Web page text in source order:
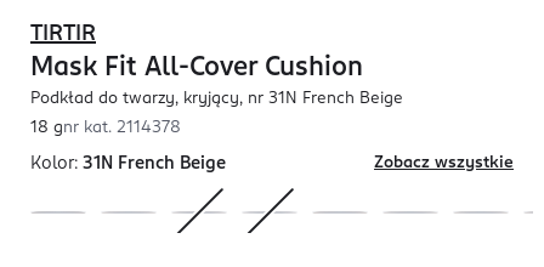
TIRTIR
Mask Fit All-Cover Cushion
Podkład do twarzy, kryjący, nr 31N French Beige
18 gnr kat. 2114378
Kolor: 31N French Beige Zobacz wszystkie